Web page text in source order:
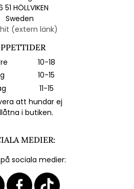
51 HÖLLVIKEN
Sweden
(extern länk)
10-18
10-15
11-15
att hundar ej
i butiken.
MEDIER:
på sociala medier: